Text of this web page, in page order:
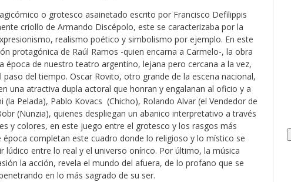
o grotesco asainetado escrito por Francisco Defilippis
criollo de Armando Discépolo, este se caracterizaba por la
realismo poético y simbolismo por ejemplo. En este
protagónica de Raúl Ramos -quien encarna a Carmelo-, la obra
época de nuestro teatro argentino, lejana pero cercana a la vez,
del tiempo. Oscar Rovito, otro grande de la escena nacional,
una atractiva dupla actoral que honran y engalanan al oficio y a
Pelada), Pablo Kovacs (Chicho), Rolando Alvar (el Vendedor de
(Nunzia), quienes despliegan un abanico interpretativo a través
y colores, en este juego entre el grotesco y los rasgos más
completan este cuadro donde lo religioso y lo místico se
entre lo real y el universo onírico. Por último, la música
la acción, revela el mundo del afuera, de lo profano que se
en lo más sagrado de su ser.